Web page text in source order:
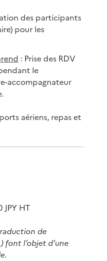
des participants
pour les
: Prise des RDV
le
accompagnateur
aériens, repas et
JPY HT​
de
l’objet d’une